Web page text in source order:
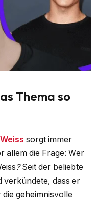
Thema so
sorgt immer
allem die Frage: Wer
?Seit der beliebte
verkündete, dass er
geheimnisvolle